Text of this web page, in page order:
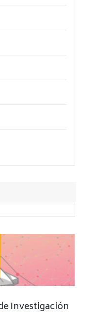
Investigación